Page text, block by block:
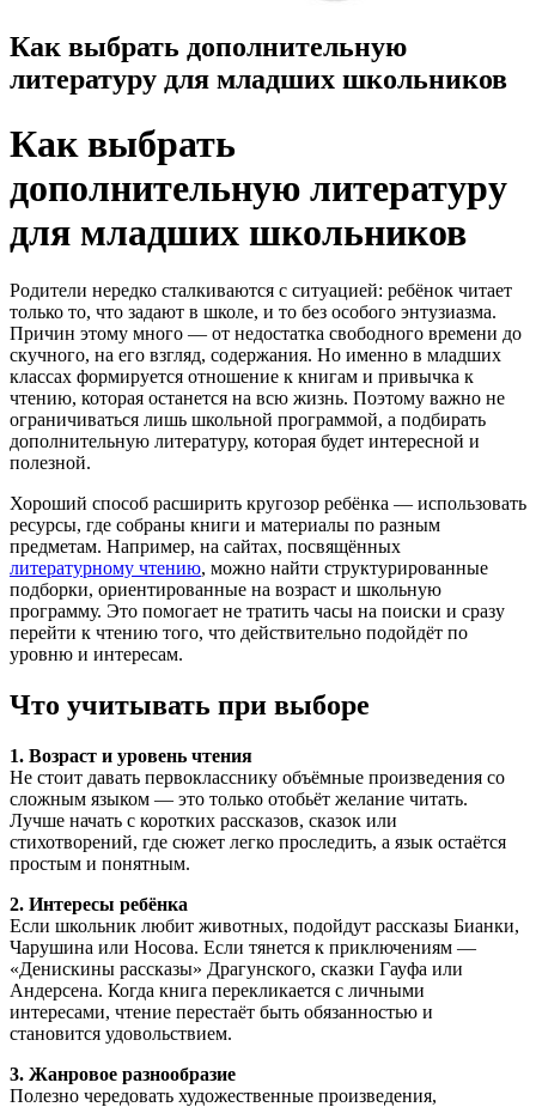
Как выбрать дополнительную
литературу для младших школьников
Как выбрать
дополнительную литературу
для младших школьников
Родители нередко сталкиваются с ситуацией: ребёнок читает
только то, что задают в школе, и то без особого энтузиазма.
Причин этому много — от недостатка свободного времени до
скучного, на его взгляд, содержания. Но именно в младших
классах формируется отношение к книгам и привычка к
чтению, которая останется на всю жизнь. Поэтому важно не
ограничиваться лишь школьной программой, а подбирать
дополнительную литературу, которая будет интересной и
полезной.
Хороший способ расширить кругозор ребёнка — использовать
ресурсы, где собраны книги и материалы по разным
предметам. Например, на сайтах, посвящённых
литературному чтению, можно найти структурированные
подборки, ориентированные на возраст и школьную
программу. Это помогает не тратить часы на поиски и сразу
перейти к чтению того, что действительно подойдёт по
уровню и интересам.
Что учитывать при выборе
1. Возраст и уровень чтения
Не стоит давать первокласснику объёмные произведения со
сложным языком — это только отобьёт желание читать.
Лучше начать с коротких рассказов, сказок или
стихотворений, где сюжет легко проследить, а язык остаётся
простым и понятным.
2. Интересы ребёнка
Если школьник любит животных, подойдут рассказы Бианки,
Чарушина или Носова. Если тянется к приключениям —
«Денискины рассказы» Драгунского, сказки Гауфа или
Андерсена. Когда книга перекликается с личными
интересами, чтение перестаёт быть обязанностью и
становится удовольствием.
3. Жанровое разнообразие
Полезно чередовать художественные произведения,